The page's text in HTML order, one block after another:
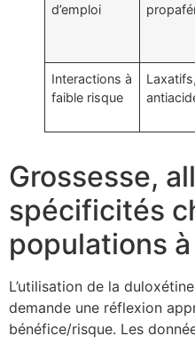
d’emploi
Interactions à
faible risque
Laxatifs,
Grossesse,
spécificités
populations
L’utilisation de la
demande une réflexion
bénéfice/risque. Les